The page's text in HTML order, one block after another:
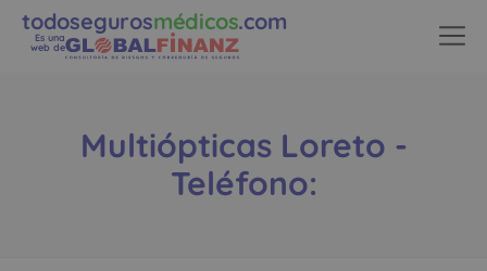
todosegurosmédicos.com
Es una
web de
Multiópticas Loreto -
Teléfono: